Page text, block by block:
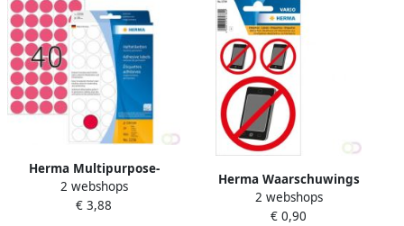
Herma Multipurpose-
etiketten Ã 19 mm rond
fluor rood geperforeerd
2 webshops
€ 3,88
Herma Waarschuwings
etiketten geen mobieltje
watervast 3 st.
2 webshops
€ 0,90